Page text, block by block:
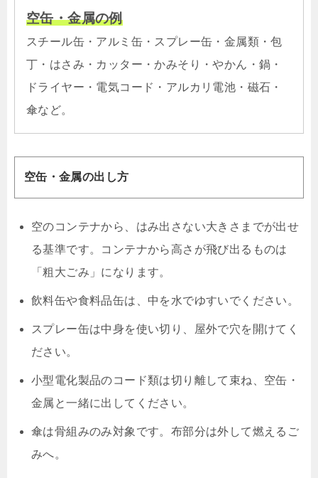
空缶・金属の例
スチール缶・アルミ缶・スプレー缶・金属類・包
丁・はさみ・カッター・かみそり・やかん・鍋・
ドライヤー・電気コード・アルカリ電池・磁石・
傘など。
空缶・金属の出し方
空のコンテナから、はみ出さない大きさまでが出せ
る基準です。コンテナから高さが飛び出るものは
「粗大ごみ」になります。
飲料缶や食料品缶は、中を水でゆすいでください。
スプレー缶は中身を使い切り、屋外で穴を開けてく
ださい。
小型電化製品のコード類は切り離して束ね、空缶・
金属と一緒に出してください。
傘は骨組みのみ対象です。布部分は外して燃えるご
みへ。